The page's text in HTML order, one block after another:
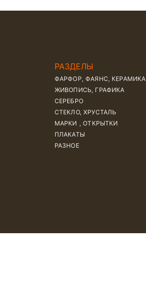
РАЗДЕЛЫ
ФАРФОР, ФАЯНС, КЕРАМИКА
ЖИВОПИСЬ, ГРАФИКА
СЕРЕБРО
СТЕКЛО, ХРУСТАЛЬ
МАРКИ , ОТКРЫТКИ
ПЛАКАТЫ
РАЗНОЕ